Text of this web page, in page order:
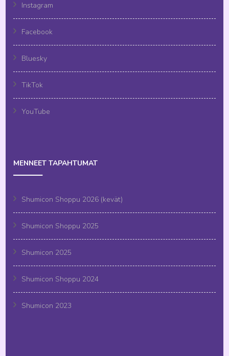
Instagram
Facebook
Bluesky
TikTok
YouTube
MENNEET TAPAHTUMAT
Shumicon Shoppu 2026 (kevät)
Shumicon Shoppu 2025
Shumicon 2025
Shumicon Shoppu 2024
Shumicon 2023